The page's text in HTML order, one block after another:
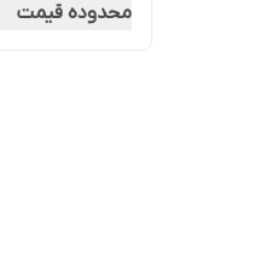
محدوده قیمت